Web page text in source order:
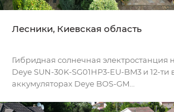
Лесники, Киевская область
Гибридная солнечная электростанция
Deye SUN-30K-SG01HP3-EU-BM3 и 12-ти
аккумуляторах Deye BOS-GM...